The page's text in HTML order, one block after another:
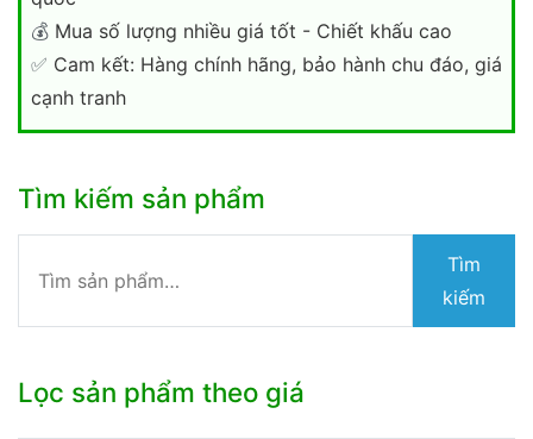
💰 Mua số lượng nhiều giá tốt - Chiết khấu cao
✅ Cam kết: Hàng chính hãng, bảo hành chu đáo, giá
cạnh tranh
Tìm kiếm sản phẩm
kiếm:
Tìm
kiếm
Lọc sản phẩm theo giá